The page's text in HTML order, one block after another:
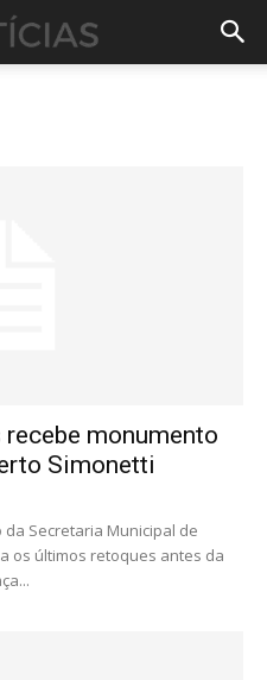
monumento
Simonetti
Secretaria Municipal de
os últimos retoques antes da